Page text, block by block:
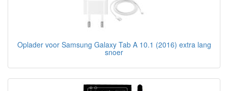
Oplader voor Samsung Galaxy Tab A 10.1 (2016) extra lang
snoer